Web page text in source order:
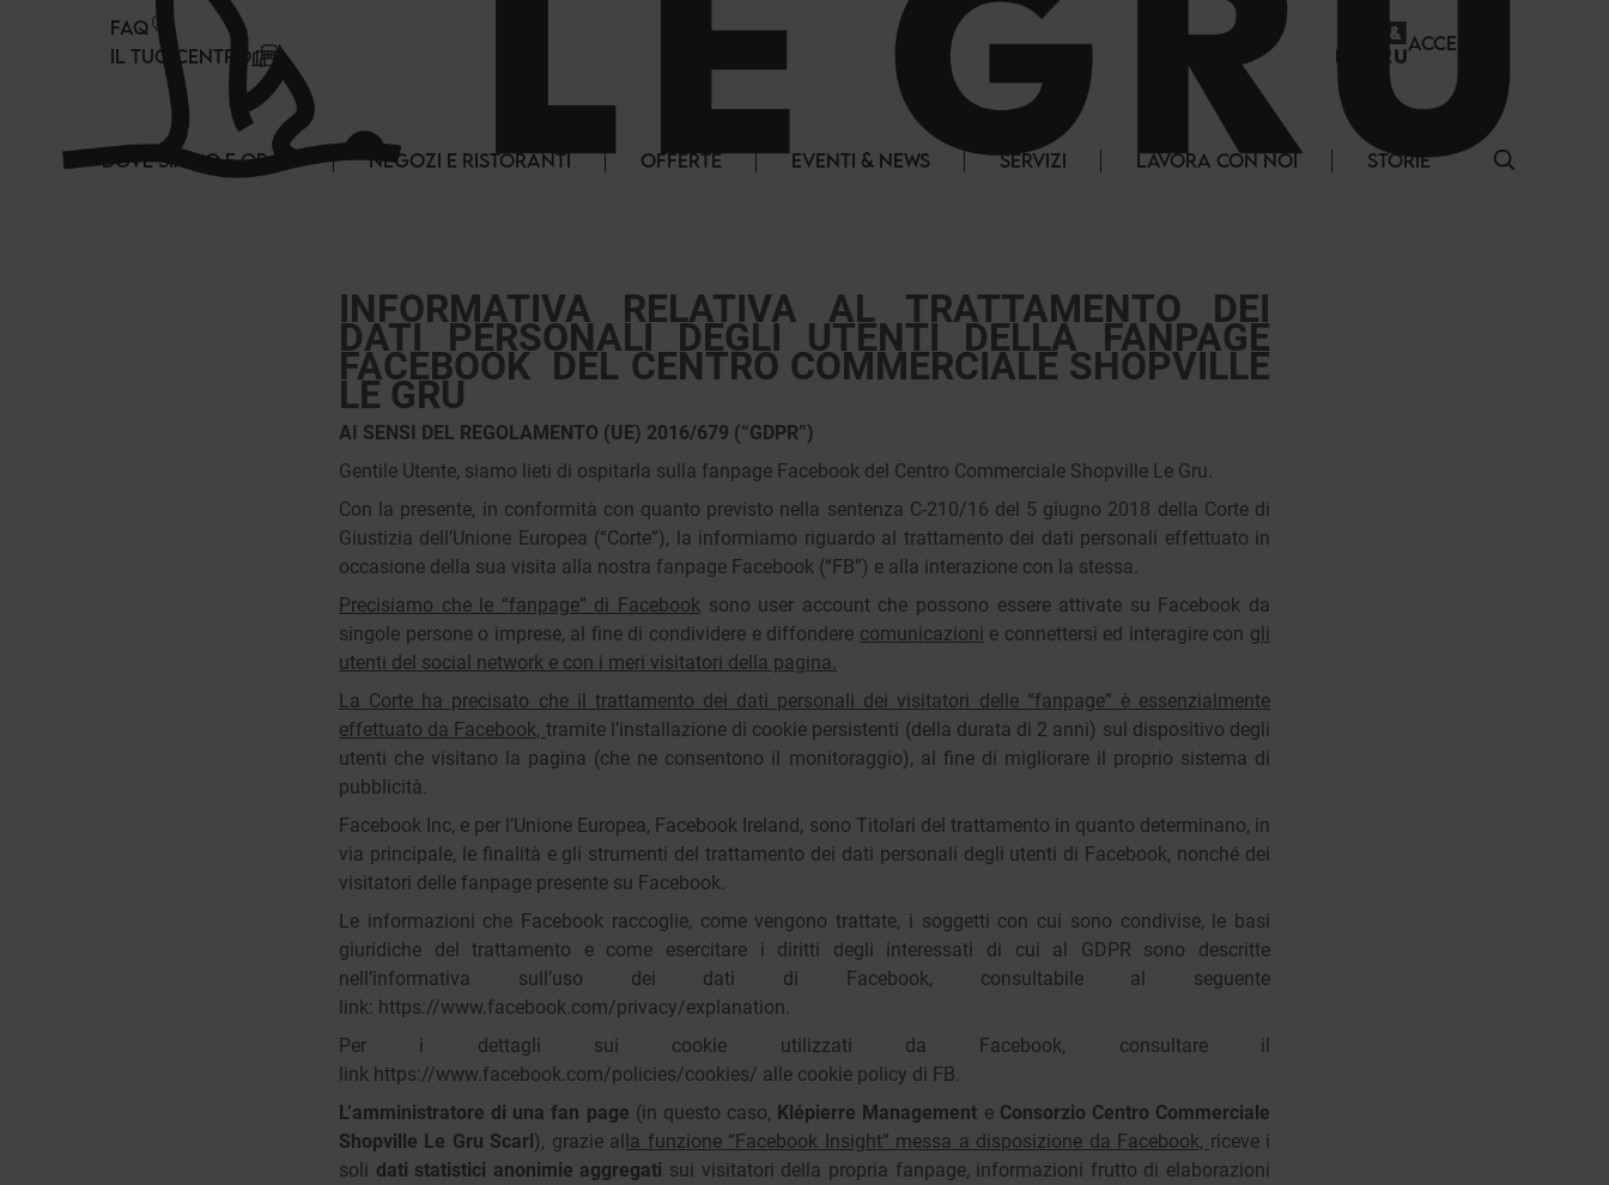
FAQ
IL TUO CENTRO
ACCEDI
DOVE SIAMO E ORARI NEGOZI E RISTORANTI OFFERTE EVENTI & NEWS SERVIZI LAVORA CON NOI STORIE
INFORMATIVA RELATIVA AL TRATTAMENTO DEI
DATI PERSONALI DEGLI UTENTI DELLA FANPAGE
FACEBOOK DEL CENTRO COMMERCIALE SHOPVILLE
LE GRU
AI SENSI DEL REGOLAMENTO (UE) 2016/679 (“GDPR”)
Gentile Utente, siamo lieti di ospitarla sulla fanpage Facebook del Centro Commerciale Shopville Le Gru.
Con la presente, in conformità con quanto previsto nella sentenza C-210/16 del 5 giugno 2018 della Corte di
Giustizia dell’Unione Europea (“Corte”), la informiamo riguardo al trattamento dei dati personali effettuato in
occasione della sua visita alla nostra fanpage Facebook (“FB”) e alla interazione con la stessa.
Precisiamo che le “fanpage” di Facebook sono user account che possono essere attivate su Facebook da
singole persone o imprese, al fine di condividere e diffondere comunicazioni e connettersi ed interagire con gli
utenti del social network e con i meri visitatori della pagina.
La Corte ha precisato che il trattamento dei dati personali dei visitatori delle “fanpage” è essenzialmente
effettuato da Facebook, tramite l’installazione di cookie persistenti (della durata di 2 anni) sul dispositivo degli
utenti che visitano la pagina (che ne consentono il monitoraggio), al fine di migliorare il proprio sistema di
pubblicità.
Facebook Inc, e per l’Unione Europea, Facebook Ireland, sono Titolari del trattamento in quanto determinano, in
via principale, le finalità e gli strumenti del trattamento dei dati personali degli utenti di Facebook, nonché dei
visitatori delle fanpage presente su Facebook.
Le informazioni che Facebook raccoglie, come vengono trattate, i soggetti con cui sono condivise, le basi
giuridiche del trattamento e come esercitare i diritti degli interessati di cui al GDPR sono descritte
nell’informativa sull’uso dei dati di Facebook, consultabile al seguente
link: https://www.facebook.com/privacy/explanation.
Per i dettagli sui cookie utilizzati da Facebook, consultare il
link https://www.facebook.com/policies/cookies/ alle cookie policy di FB.
L’amministratore di una fan page (in questo caso, Klépierre Management e Consorzio Centro Commerciale
Shopville Le Gru Scarl), grazie alla funzione “Facebook Insight” messa a disposizione da Facebook, riceve i
soli dati statistici anonimie aggregati sui visitatori della propria fanpage, informazioni frutto di elaborazioni
Pannello di gestione dei cookies